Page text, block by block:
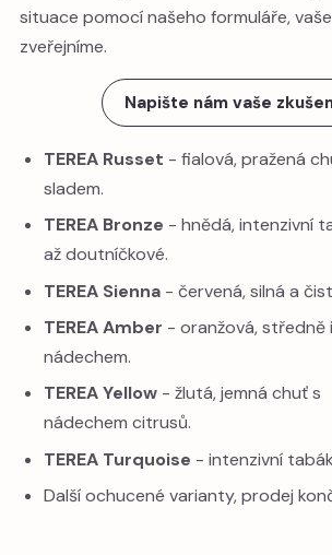
situace pomocí našeho formuláře,
zveřejníme.
Napište nám vaše
TEREA Russet - fialová, pražená
sladem.
TEREA Bronze - hnědá, intenzivní
až doutníčkové.
TEREA Sienna- červená, silná a
TEREA Amber - oranžová, středně
nádechem.
TEREA Yellow - žlutá, jemná chuť s
nádechem citrusů.
TEREA Turquoise - intenzivní
Další ochucené varianty, prodej